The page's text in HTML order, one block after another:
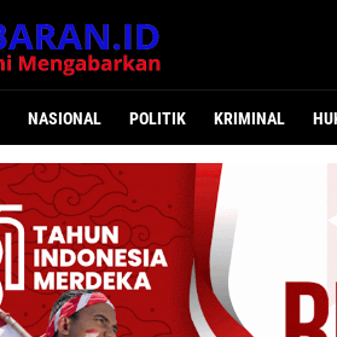
NASIONAL POLITIK KRIMINAL